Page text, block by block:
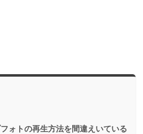
ォトの再生方法を間違えいている